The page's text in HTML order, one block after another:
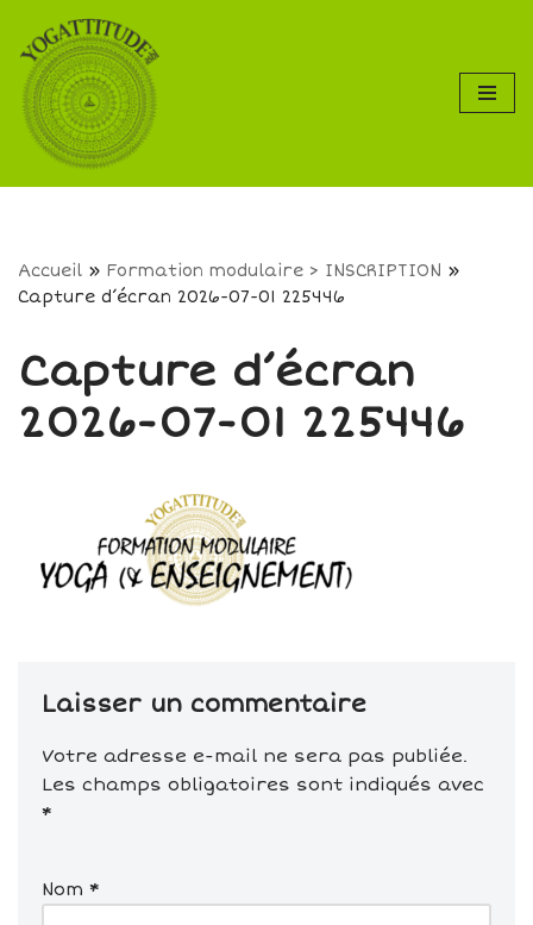
Aller
au
contenu
Accueil » Formation modulaire > INSCRIPTION »
Capture d’écran 2026-07-01 225446
Capture d’écran
2026-07-01 225446
Laisser un commentaire
Votre adresse e-mail ne sera pas publiée.
Les champs obligatoires sont indiqués avec
*
Nom *